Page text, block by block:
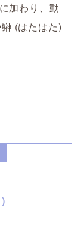
加わり、動
(はたはた)